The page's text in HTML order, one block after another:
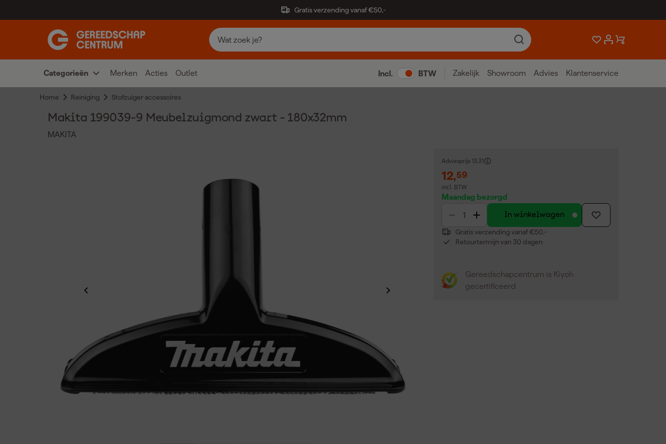
Gratis verzending vanaf €50,-
Categorieën Merken Acties Outlet Incl. BTW Zakelijk Showroom Advies Klantenservice
Home Reiniging Stofzuiger accessoires
Makita 199039-9 Meubelzuigmond zwart - 180x32mm
MAKITA
Adviesprijs 13,31
12,59
incl. BTW
Maandag bezorgd
In winkelwagen
Gratis verzending vanaf €50,-
Retourtermijn van 30 dagen
Gereedschapcentrum is Kiyoh
gecertificeerd